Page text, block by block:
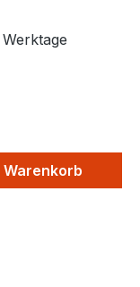
Warenkorb